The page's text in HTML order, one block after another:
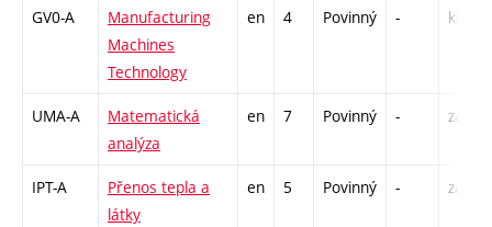
GV0-A
Manufacturing
Machines
Technology
en 4 Povinný - kl
UMA-A
Matematická
analýza
en 7 Povinný - zá,zk
IPT-A
Přenos tepla a
látky
en 5 Povinný - zá,zk